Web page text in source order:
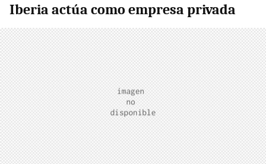
Iberia actúa como empresa privada